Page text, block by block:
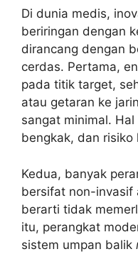
Di dunia medis,
beriringan dengan
dirancang dengan
cerdas. Pertama,
pada titik target,
atau getaran ke
sangat minimal.
bengkak, dan risiko
Kedua, banyak
bersifat non-invasif
berarti tidak
itu, perangkat
sistem umpan balik